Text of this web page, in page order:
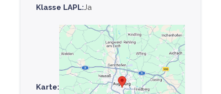
Klasse LAPL:Ja
Karte: